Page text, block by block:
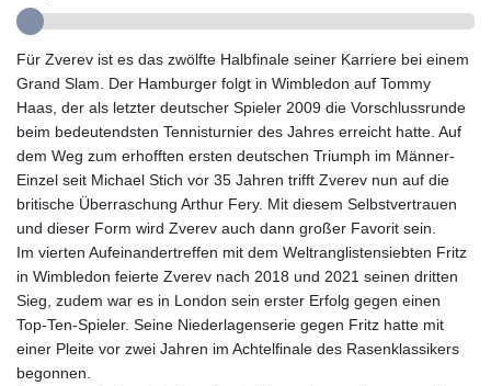
GTQ 8.794891
HKD 9.067746
HNL 30.895616
HRK 7.536622
HTG 150.718127
HUF 363.096405
IDR 20580.370421
ILS 3.468234
IMP 0.8566
INR 110.076256
IQD 1509.981237
IRR
1590322.371805
ISK 142.598215
Für Zverev ist es das zwölfte Halbfinale seiner Karriere bei einem
Grand Slam. Der Hamburger folgt in Wimbledon auf Tommy
Haas, der als letzter deutscher Spieler 2009 die Vorschlussrunde
beim bedeutendsten Tennisturnier des Jahres erreicht hatte. Auf
dem Weg zum erhofften ersten deutschen Triumph im Männer-
Einzel seit Michael Stich vor 35 Jahren trifft Zverev nun auf die
britische Überraschung Arthur Fery. Mit diesem Selbstvertrauen
und dieser Form wird Zverev auch dann großer Favorit sein.
Im vierten Aufeinandertreffen mit dem Weltranglistensiebten Fritz
in Wimbledon feierte Zverev nach 2018 und 2021 seinen dritten
Sieg, zudem war es in London sein erster Erfolg gegen einen
Top-Ten-Spieler. Seine Niederlagenserie gegen Fritz hatte mit
einer Pleite vor zwei Jahren im Achtelfinale des Rasenklassikers
begonnen.